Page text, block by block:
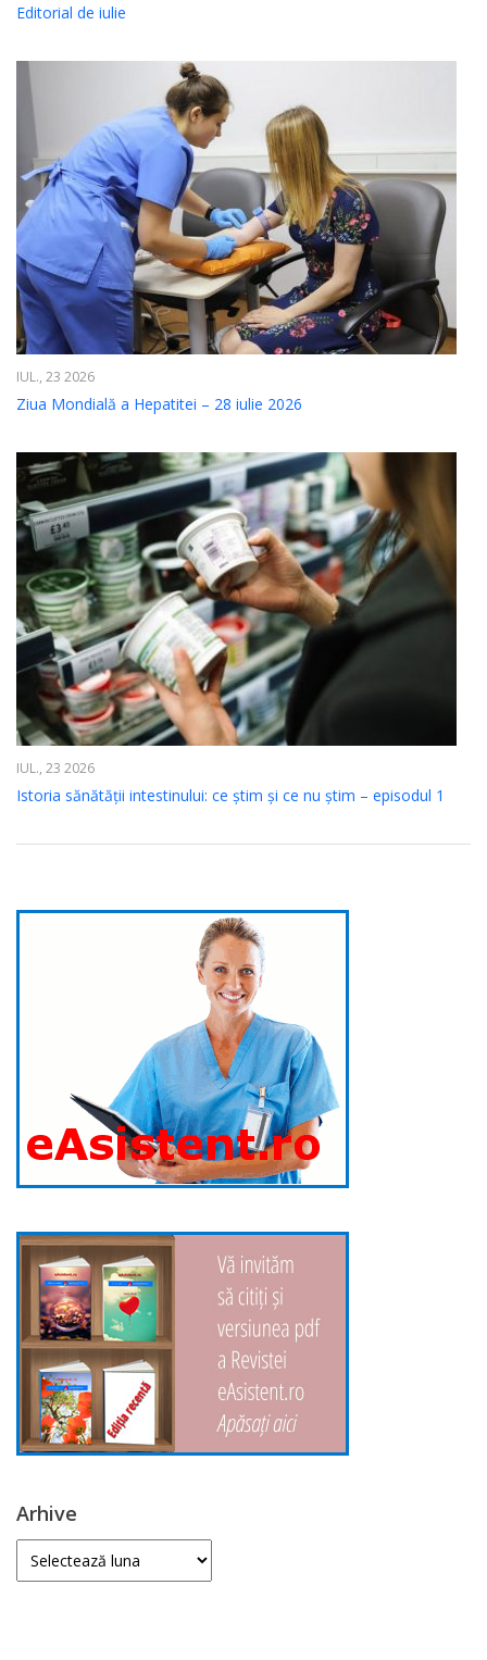
Editorial de iulie
IUL., 23 2026
Ziua Mondială a Hepatitei – 28 iulie 2026
IUL., 23 2026
Istoria sănătății intestinului: ce știm și ce nu știm – episodul 1
Arhive
Arhive